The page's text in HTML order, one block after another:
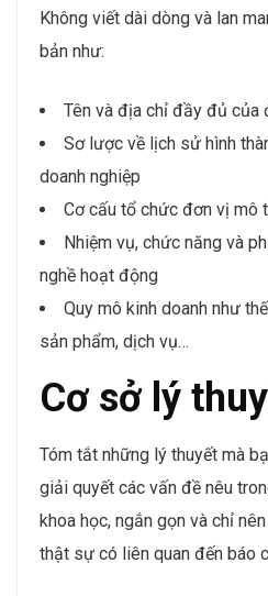
Không viết dài dòng và lan
bản như:
Tên và địa chỉ đầy đủ của
Sơ lược về lịch sử hình
doanh nghiệp
Cơ cấu tổ chức đơn vị mô
Nhiệm vụ, chức năng và
nghề hoạt động
Quy mô kinh doanh như
sản phẩm, dịch vụ…
Cơ sở lý
Tóm tắt những lý thuyết mà
giải quyết các vấn đề nêu
khoa học, ngắn gọn và chỉ
thật sự có liên quan đến báo